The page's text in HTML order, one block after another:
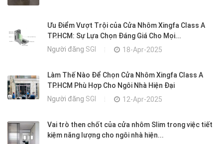
Ưu Điểm Vượt Trội của Cửa Nhôm Xingfa Class A
TP.HCM: Sự Lựa Chọn Đáng Giá Cho Mọi...
Người đăng SGI 18-Apr-2025
Làm Thế Nào Để Chọn Cửa Nhôm Xingfa Class A
TP.HCM Phù Hợp Cho Ngôi Nhà Hiện Đại
Người đăng SGI 12-Apr-2025
Vai trò then chốt của cửa nhôm Slim trong việc tiết
kiệm năng lượng cho ngôi nhà hiện...